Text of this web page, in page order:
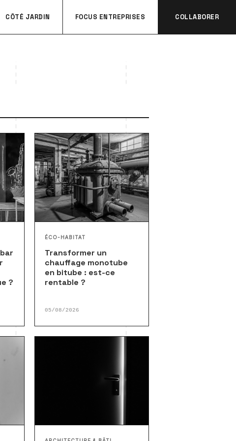
CÔTÉ JARDIN FOCUS ENTREPRISES COLLABORER
?
ÉCO-HABITAT
Transformer un
chauffage monotube
en bitube : est-ce
rentable ?
05/08/2026